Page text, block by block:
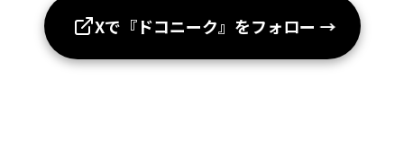
Xで『ドコニーク』をフォロー →